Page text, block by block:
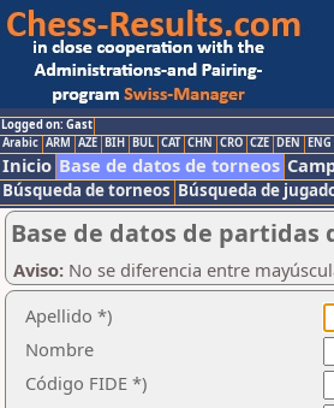
Logged on: Gast
Arabic ARM AZE BIH BUL CAT CHN CRO CZE DEN ENG
Inicio Base de datos de torneos
Búsqueda de torneos Búsqueda de
Base de datos de partidas
Aviso: No se diferencia entre
Apellido *)
Nombre
Código FIDE *)